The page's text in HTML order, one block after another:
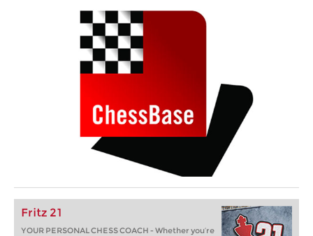
Fritz 21
YOUR PERSONAL CHESS COACH - Whether you’re